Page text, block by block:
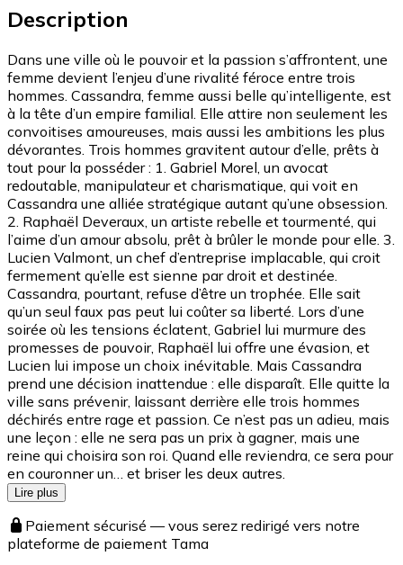
Description
Dans une ville où le pouvoir et la passion s’affrontent, une
femme devient l’enjeu d’une rivalité féroce entre trois
hommes. Cassandra, femme aussi belle qu’intelligente, est
à la tête d’un empire familial. Elle attire non seulement les
convoitises amoureuses, mais aussi les ambitions les plus
dévorantes. Trois hommes gravitent autour d’elle, prêts à
tout pour la posséder : 1. Gabriel Morel, un avocat
redoutable, manipulateur et charismatique, qui voit en
Cassandra une alliée stratégique autant qu’une obsession.
2. Raphaël Deveraux, un artiste rebelle et tourmenté, qui
l’aime d’un amour absolu, prêt à brûler le monde pour elle. 3.
Lucien Valmont, un chef d’entreprise implacable, qui croit
fermement qu’elle est sienne par droit et destinée.
Cassandra, pourtant, refuse d’être un trophée. Elle sait
qu’un seul faux pas peut lui coûter sa liberté. Lors d’une
soirée où les tensions éclatent, Gabriel lui murmure des
promesses de pouvoir, Raphaël lui offre une évasion, et
Lucien lui impose un choix inévitable. Mais Cassandra
prend une décision inattendue : elle disparaît. Elle quitte la
ville sans prévenir, laissant derrière elle trois hommes
déchirés entre rage et passion. Ce n’est pas un adieu, mais
une leçon : elle ne sera pas un prix à gagner, mais une
reine qui choisira son roi. Quand elle reviendra, ce sera pour
en couronner un… et briser les deux autres.
Lire plus
Paiement sécurisé — vous serez redirigé vers notre
plateforme de paiement Tama